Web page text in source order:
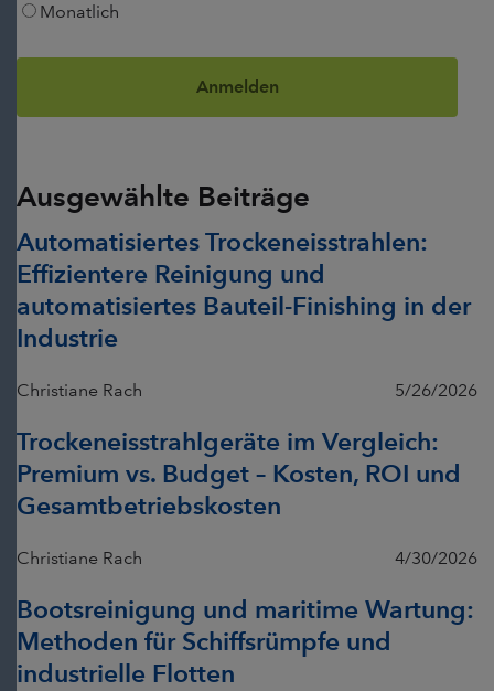
Monatlich
Ausgewählte Beiträge
Automatisiertes Trockeneisstrahlen:
Effizientere Reinigung und
automatisiertes Bauteil-Finishing in der
Industrie
Christiane Rach 5/26/2026
Trockeneisstrahlgeräte im Vergleich:
Premium vs. Budget – Kosten, ROI und
Gesamtbetriebskosten
Christiane Rach 4/30/2026
Bootsreinigung und maritime Wartung:
Methoden für Schiffsrümpfe und
industrielle Flotten